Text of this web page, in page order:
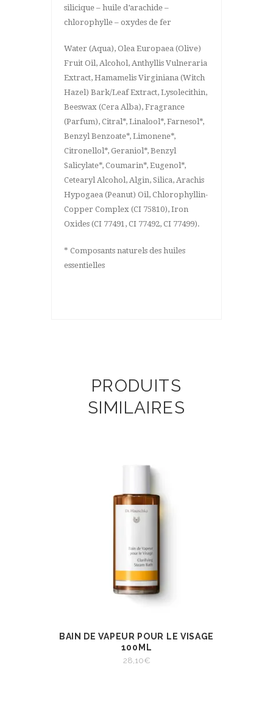
silicique – huile d’arachide –
chlorophylle – oxydes de fer
Water (Aqua), Olea Europaea (Olive)
Fruit Oil, Alcohol, Anthyllis Vulneraria
Extract, Hamamelis Virginiana (Witch
Hazel) Bark/Leaf Extract, Lysolecithin,
Beeswax (Cera Alba), Fragrance
(Parfum), Citral*, Linalool*, Farnesol*,
Benzyl Benzoate*, Limonene*,
Citronellol*, Geraniol*, Benzyl
Salicylate*, Coumarin*, Eugenol*,
Cetearyl Alcohol, Algin, Silica, Arachis
Hypogaea (Peanut) Oil, Chlorophyllin-
Copper Complex (CI 75810), Iron
Oxides (CI 77491, CI 77492, CI 77499).
* Composants naturels des huiles
essentielles
PRODUITS
SIMILAIRES
VIEW
AJOUTER AU
BAIN DE VAPEUR POUR LE VISAGE
100ML
28,10€